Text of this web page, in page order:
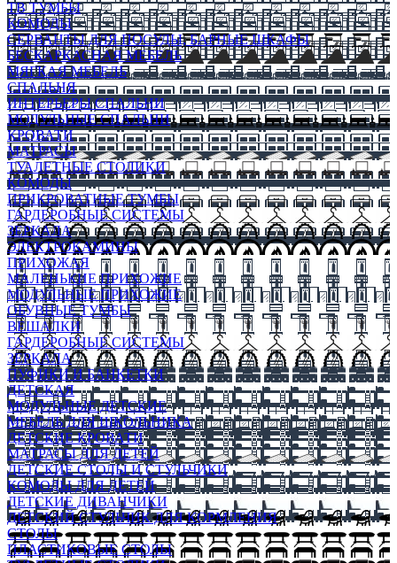
ТВ ТУМБЫ
КОМОДЫ
СЕРВАНТЫ ДЛЯ ПОСУДЫ, БАРНЫЕ ШКАФЫ
БЕСКАРКАСНАЯ МЕБЕЛЬ
МЯГКАЯ МЕБЕЛЬ
СПАЛЬНЯ
ИНТЕРЬЕРЫ СПАЛЬНИ
МОДУЛЬНЫЕ СПАЛЬНИ
КРОВАТИ
МАТРАСЫ
ТУАЛЕТНЫЕ СТОЛИКИ
КОМОДЫ
ПРИКРОВАТНЫЕ ТУМБЫ
ГАРДЕРОБНЫЕ СИСТЕМЫ
ЗЕРКАЛА
ЭЛЕКТРОКАМИНЫ
ПРИХОЖАЯ
МАЛЕНЬКИЕ ПРИХОЖИЕ
МОДУЛЬНЫЕ ПРИХОЖИЕ
ОБУВНЫЕ ТУМБЫ
ВЕШАЛКИ
ГАРДЕРОБНЫЕ СИСТЕМЫ
ЗЕРКАЛА
ПУФИКИ И БАНКЕТКИ
ДЕТСКАЯ
МОДУЛЬНЫЕ ДЕТСКИЕ
МЕБЕЛЬ ДЛЯ ШКОЛЬНИКА
ДЕТСКИЕ КРОВАТИ
МАТРАСЫ ДЛЯ ДЕТЕЙ
ДЕТСКИЕ СТОЛЫ И СТУЛЬЧИКИ
КОМОДЫ ДЛЯ ДЕТЕЙ
ДЕТСКИЕ ДИВАНЧИКИ
ДЕТСКИЙ СТУЛЬЧИК ДЛЯ КОРМЛЕНИЯ
СТОЛЫ
ПЛАСТИКОВЫЕ СТОЛЫ